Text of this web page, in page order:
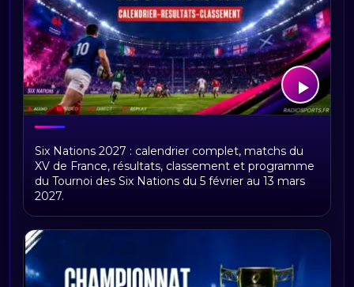
Tournoi des Six Nations 2027 :
calendrier, résultats, classement et
matchs du XV de France
Six Nations 2027 : calendrier complet, matchs du
XV de France, résultats, classement et programme
du Tournoi des Six Nations du 5 février au 13 mars
2027.